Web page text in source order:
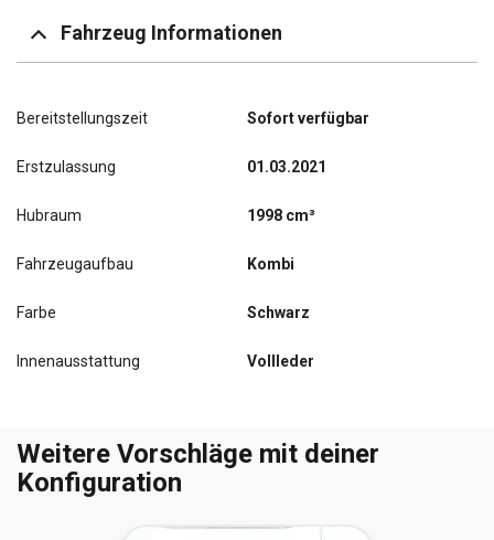
Fahrzeug Informationen
Bereitstellungszeit Sofort verfügbar
Erstzulassung 01.03.2021
Hubraum 1998 cm³
Fahrzeugaufbau Kombi
Farbe Schwarz
Innenausstattung Vollleder
Weitere Vorschläge mit deiner
Konfiguration